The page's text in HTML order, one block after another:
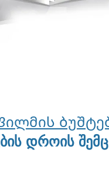
დროის